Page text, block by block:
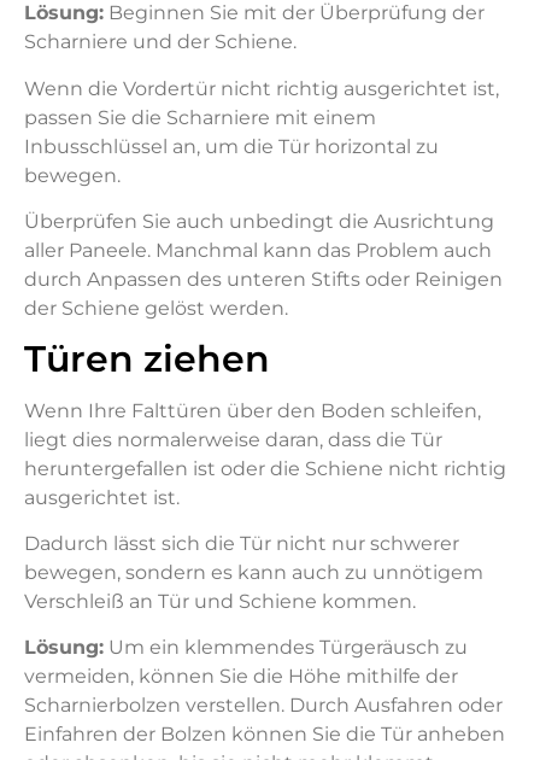
Lösung: Beginnen Sie mit der Überprüfung der
Scharniere und der Schiene.
Wenn die Vordertür nicht richtig ausgerichtet ist,
passen Sie die Scharniere mit einem
Inbusschlüssel an, um die Tür horizontal zu
bewegen.
Überprüfen Sie auch unbedingt die Ausrichtung
aller Paneele. Manchmal kann das Problem auch
durch Anpassen des unteren Stifts oder Reinigen
der Schiene gelöst werden.
Türen ziehen
Wenn Ihre Falttüren über den Boden schleifen,
liegt dies normalerweise daran, dass die Tür
heruntergefallen ist oder die Schiene nicht richtig
ausgerichtet ist.
Dadurch lässt sich die Tür nicht nur schwerer
bewegen, sondern es kann auch zu unnötigem
Verschleiß an Tür und Schiene kommen.
Lösung: Um ein klemmendes Türgeräusch zu
vermeiden, können Sie die Höhe mithilfe der
Scharnierbolzen verstellen. Durch Ausfahren oder
Einfahren der Bolzen können Sie die Tür anheben